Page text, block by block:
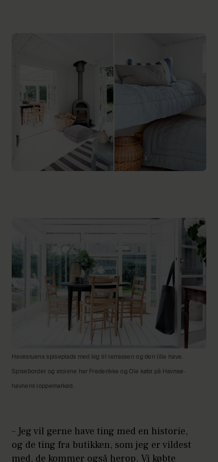
Havestuens spiseplads med kig til terrassen og den lille have.
Spisebordet og stolene har Frederikke og Ole købt på Havnsø-
havnens loppemarked.
– Jeg vil gerne have ting med en historie,
og de ting fra butikken, som jeg er vildest
med, de kommer også herop. Vi købte